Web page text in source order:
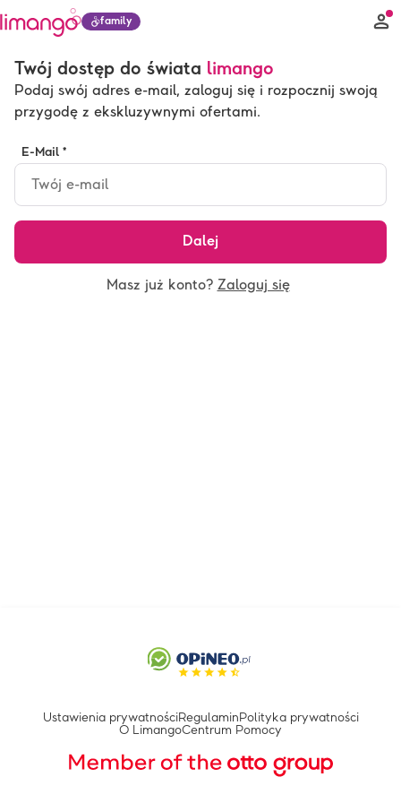
family
Twój dostęp do świata limango
Podaj swój adres e-mail, zaloguj się i rozpocznij swoją
przygodę z ekskluzywnymi ofertami.
E-Mail *
Dalej
Masz już konto? Zaloguj się
Ustawienia prywatnościRegulamin Polityka prywatności
O LimangoCentrum Pomocy